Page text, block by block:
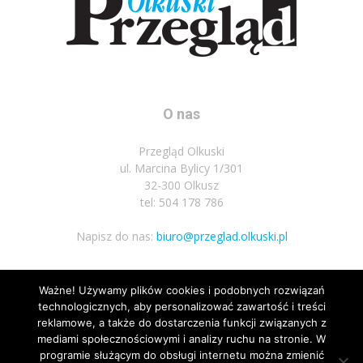
O nas
Przegląd Olkuski
ul. Marcina Bylicy 1/301
32-300 Olkusz
tel: 504 178 786
Napisz do nas: biuro@przeglad.olkuski.pl
Podążaj za nami
Ważne! Używamy plików cookies i podobnych rozwiązań
technologicznych, aby personalizować zawartość i treści
reklamowe, a także do dostarczenia funkcji związanych z
mediami społecznościowymi i analizy ruchu na stronie. W
programie służącym do obsługi internetu można zmienić